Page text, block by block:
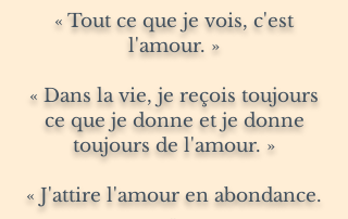
« Tout ce que je vois, c'est
l'amour. »
« Dans la vie, je reçois toujours
ce que je donne et je donne
toujours de l'amour. »
« J'attire l'amour en abondance.